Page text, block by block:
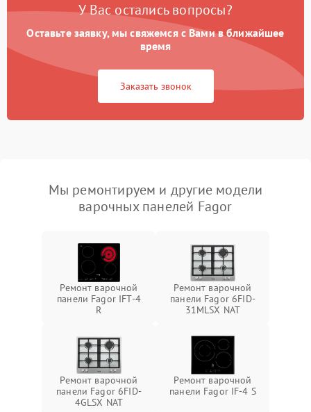
У Вас остались вопросы?
Оставьте заявку, мы свяжемся с Вами в ближайшее
время
Заказать звонок
Мы ремонтируем и другие модели
варочных панелей Fagor
Ремонт варочной
панели Fagor IFT-4
R
Ремонт варочной
панели Fagor 6FID-
31MLSX NAT
Ремонт варочной
панели Fagor 6FID-
4GLSX NAT
Ремонт варочной
панели Fagor IF-4 S